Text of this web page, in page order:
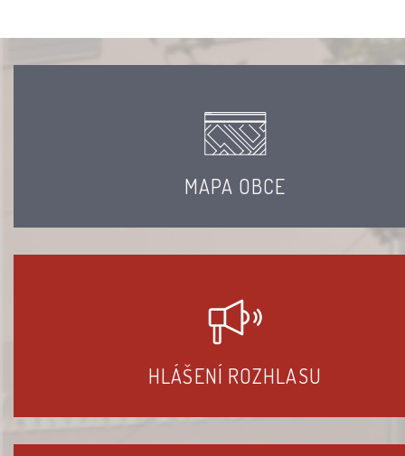
MAPA OBCE
HLÁŠENÍ ROZHLASU